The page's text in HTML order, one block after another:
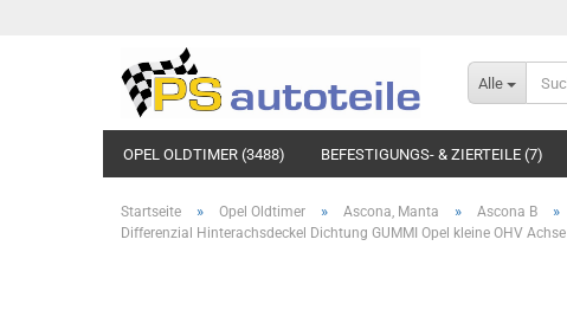
Alle
OPEL OLDTIMER (3488) BEFESTIGUNGS- & ZIERTEILE (7)
Startseite » Opel Oldtimer » Ascona, Manta » Ascona B »
Differenzial Hinterachsdeckel Dichtung GUMMI Opel kleine OHV Achse